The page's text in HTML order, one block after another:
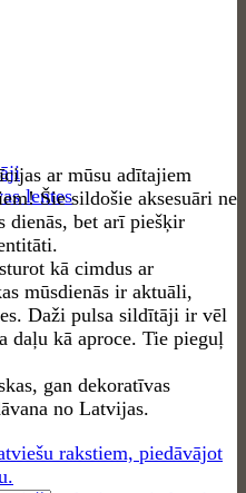
lentes
ar mūsu adītajiem
Šie sildošie aksesuāri ne
dienās, bet arī piešķir
kā cimdus ar
mūsdienās ir aktuāli,
Daži pulsa sildītāji ir vēl
daļu kā aproce. Tie pieguļ
gan dekoratīvas
no Latvijas.